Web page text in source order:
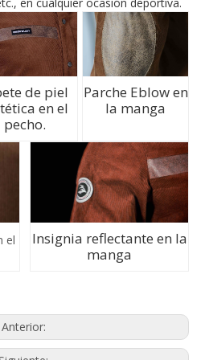
de piel
en el
pecho.
Parche Eblow en
la manga
el
Insignia reflectante en la
manga
Anterior: